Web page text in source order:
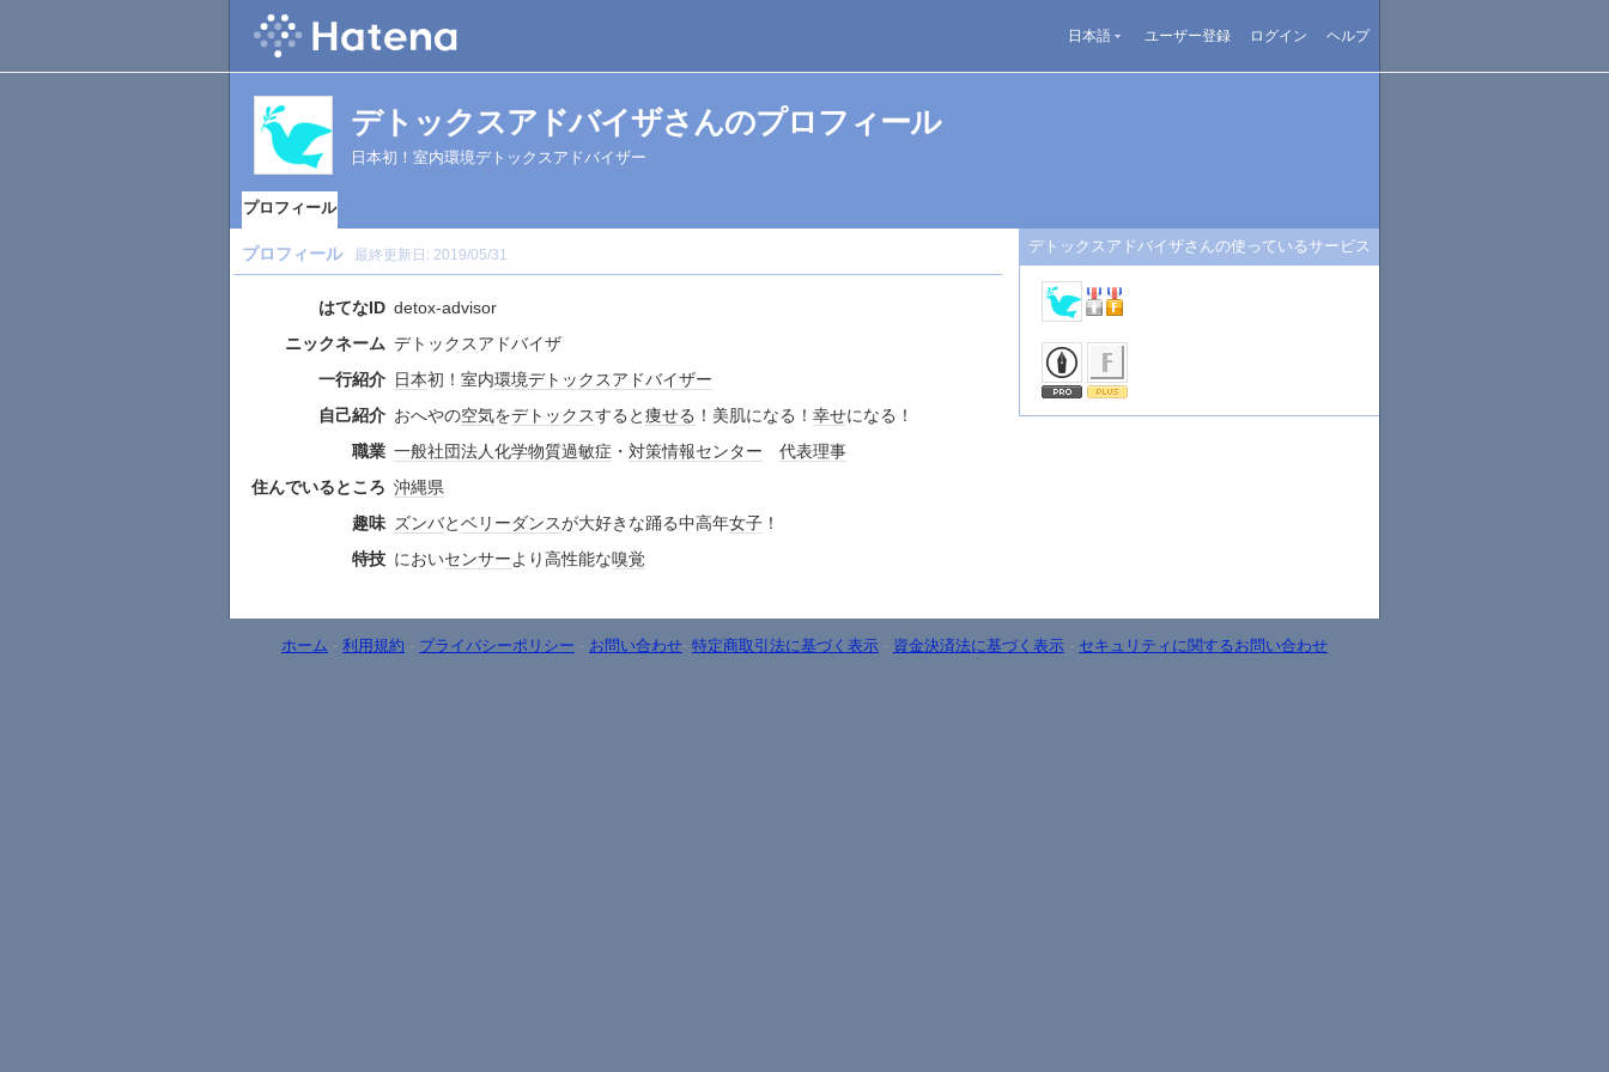
日本語 ユーザー登録 ログイン ヘルプ
デトックスアドバイザさんのプロフィール
日本初！室内環境デトックスアドバイザー
プロフィール
プロフィール 最終更新日: 2019/05/31
はてなID detox-advisor
ニックネーム デトックスアドバイザ
一行紹介 日本初！室内環境デトックスアドバイザー
自己紹介 おへやの空気をデトックスすると痩せる ！美肌になる！ 幸せになる！
職業 一般社団法人化学物質過敏症 ・ 対策情報センター
代表理事
住んでいるところ 沖縄県
趣味 ズンバとベリーダンスが大好きな踊る中高年女子 ！
特技 においセンサーより高性能な嗅覚
デトックスアドバイザさんの使っているサービス
ホーム - 利用規約 - プライバシーポリシー - お問い合わせ- 特定商取引法に基づく表示 - 資金決済法に基づく表示 - セキュリティに関するお問い合わせ